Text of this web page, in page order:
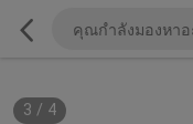
3 / 4